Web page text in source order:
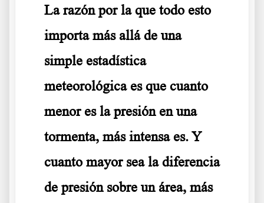
La razón por la que todo esto
importa más allá de una
simple estadística
meteorológica es que cuanto
menor es la presión en una
tormenta, más intensa es. Y
cuanto mayor sea la diferencia
de presión sobre un área, más